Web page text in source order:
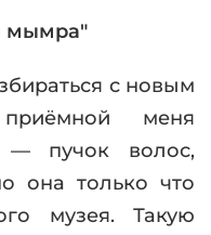
мымра"
с новым
меня
— пучок волос,
она только что
музея. Такую